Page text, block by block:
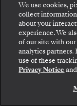
Servicio de
Casi un
Servicio de
Transporte
requiera el
Tasas y gastos
OCIO A
asientos
Suba a bordo:
servicios
segura su viaje
We use cookies,
collect
about your
experience. We
of our site with
analytics partners.
use of these
Privacy Notice